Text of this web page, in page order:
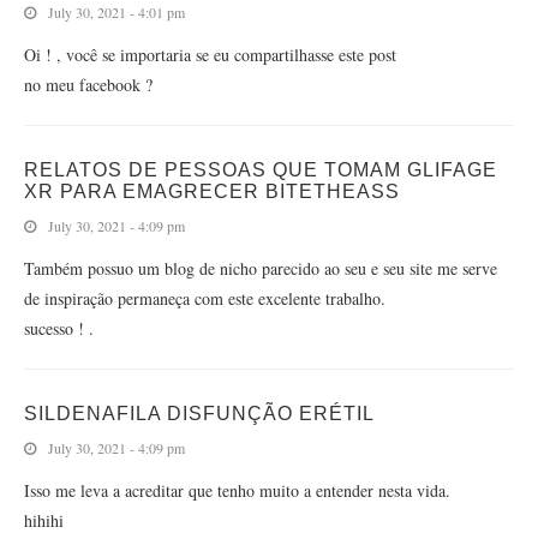
July 30, 2021 - 4:01 pm
Oi ! , você se importaria se eu compartilhasse este post
no meu facebook ?
RELATOS DE PESSOAS QUE TOMAM GLIFAGE
XR PARA EMAGRECER BITETHEASS
July 30, 2021 - 4:09 pm
Também possuo um blog de nicho parecido ao seu e seu site me serve
de inspiração permaneça com este excelente trabalho.
sucesso ! .
SILDENAFILA DISFUNÇÃO ERÉTIL
July 30, 2021 - 4:09 pm
Isso me leva a acreditar que tenho muito a entender nesta vida.
hihihi